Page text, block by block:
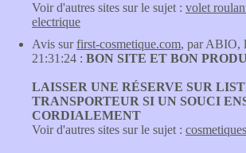
Voir d'autres sites sur le sujet : volet
electrique
Avis surfirst-cosmetique.com, par ABIO,
21:31:24 : BON SITE ET BON
LAISSER UNE RÉSERVE SUR
TRANSPORTEUR SI UN SOUCI
CORDIALEMENT
Voir d'autres sites sur le sujet : cosmetiques